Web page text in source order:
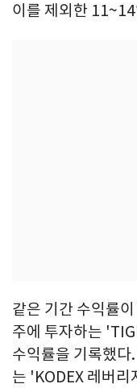
이를 제외한
같은 기간 수익률
주에 투자하는
수익률을 기록했다
는 'KODEX 레버